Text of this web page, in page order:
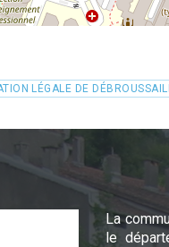
LÉGALE DE
La
le